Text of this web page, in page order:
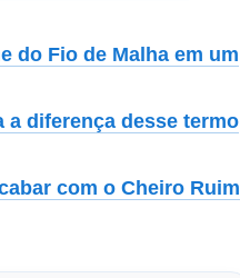
do Fio de Malha em um
diferença desse termo
com o Cheiro Ruim